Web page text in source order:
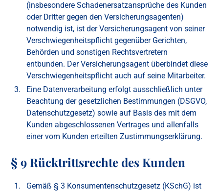
(insbesondere Schadenersatzansprüche des Kunden
oder Dritter gegen den Versicherungsagenten)
notwendig ist, ist der Versicherungsagent von seiner
Verschwiegenheitspflicht gegenüber Gerichten,
Behörden und sonstigen Rechtsvertretern
entbunden. Der Versicherungsagent überbindet diese
Verschwiegenheitspflicht auch auf seine Mitarbeiter.
Eine Datenverarbeitung erfolgt ausschließlich unter
Beachtung der gesetzlichen Bestimmungen (DSGVO,
Datenschutzgesetz) sowie auf Basis des mit dem
Kunden abgeschlossenen Vertrages und allenfalls
einer vom Kunden erteilten Zustimmungserklärung.
§ 9 Rücktrittsrechte des Kunden
Gemäß § 3 Konsumentenschutzgesetz (KSchG) ist